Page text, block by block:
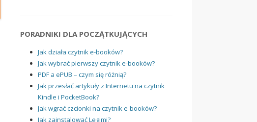
PORADNIKI DLA POCZĄTKUJĄCYCH
Jak działa czytnik e-booków?
Jak wybrać pierwszy czytnik e-booków?
PDF a ePUB – czym się różnią?
Jak przesłać artykuły z Internetu na czytnik
Kindle i PocketBook?
Jak wgrać czcionki na czytnik e-booków?
Jak zainstalować Legimi?